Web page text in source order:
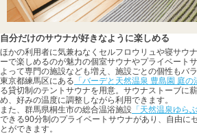
自分だけのサウナが好きなように楽しめる
ほかの利用者に気兼ねなくセルフロウリュや寝サウ
ーで楽しめるのが魅力の個室サウナやプライベート
よって専門の施設なども増え、施設ごとの個性もバ
東京都練馬区にある 「バーデと天然温泉 豊島園 庭の
る貸切制のテントサウナを用意。サウナストーブに
め、好みの温度に調整しながら利用できます。
また、群馬県桐生市の総合温浴施設 「天然温泉ゆら
できる90分制のプライベートサウナがあり、自由に
とができます。